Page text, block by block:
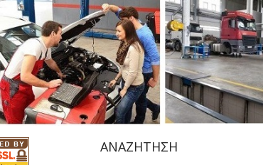
ΑΝΑΖΗΤΗΣΗ